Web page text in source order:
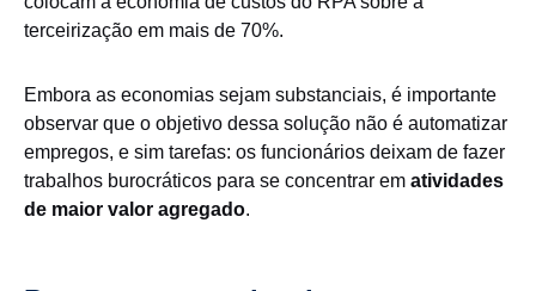
terceirização em mais de 70%.
Embora as economias sejam substanciais, é importante
observar que o objetivo dessa solução não é automatizar
empregos, e sim tarefas: os funcionários deixam de fazer
trabalhos burocráticos para se concentrar em atividades
de maior valor agregado.